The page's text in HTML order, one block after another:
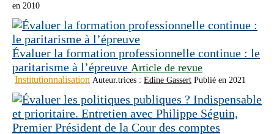
en 2010
Évaluer la formation professionnelle continue : le
paritarisme à l’épreuve Article de revue
Institutionnalisation Auteur.trices : Edine Gassert Publié en 2021